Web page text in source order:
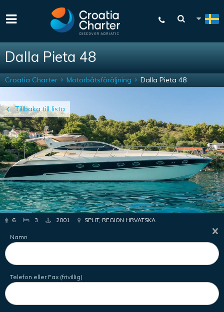
Dalla Pieta 48
Tillbaka till lista
Croatia Charter Motorbåtsföräljning Dalla Pieta 48
6 3 2001 SPLIT, REGION HRVATSKA
Namn
Telefon eller Fax (frivillig)